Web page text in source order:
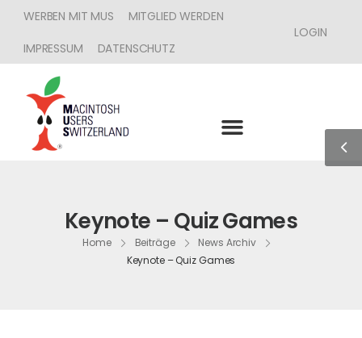
WERBEN MIT MUS
MITGLIED WERDEN
IMPRESSUM
DATENSCHUTZ
LOGIN
Keynote – Quiz Games
Home Beiträge
News Archiv
Keynote – Quiz Games